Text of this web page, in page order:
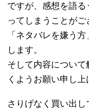
ですが、感想を語
ってしまうことがご
「ネタバレを嫌う
します。
そして内容につい
くようお願い申し上
さりげなく買い出